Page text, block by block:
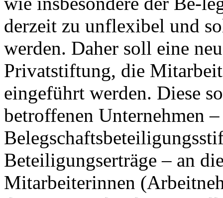
derzeit zu unflexibel und
werden. Daher soll eine
Privatstiftung, die
eingeführt werden. Diese
betroffenen Unternehmen
Beteiligungserträge – an
Mitarbeiterinnen